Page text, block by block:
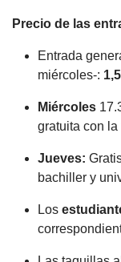
Precio de las
Entrada
miércoles-:
Miércoles
gratuita con
Jueves:
bachiller y
Los